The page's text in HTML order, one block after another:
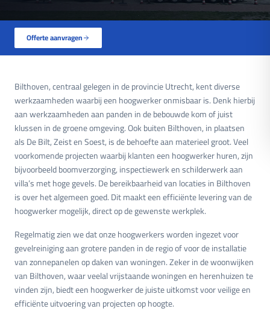
Offerte aanvragen
Bilthoven, centraal gelegen in de provincie Utrecht, kent diverse
werkzaamheden waarbij een hoogwerker onmisbaar is. Denk hierbij
aan werkzaamheden aan panden in de bebouwde kom of juist
klussen in de groene omgeving. Ook buiten Bilthoven, in plaatsen
als De Bilt, Zeist en Soest, is de behoefte aan materieel groot. Veel
voorkomende projecten waarbij klanten een hoogwerker huren, zijn
bijvoorbeeld boomverzorging, inspectiewerk en schilderwerk aan
villa’s met hoge gevels. De bereikbaarheid van locaties in Bilthoven
is over het algemeen goed. Dit maakt een efficiënte levering van de
hoogwerker mogelijk, direct op de gewenste werkplek.
Regelmatig zien we dat onze hoogwerkers worden ingezet voor
gevelreiniging aan grotere panden in de regio of voor de installatie
van zonnepanelen op daken van woningen. Zeker in de woonwijken
van Bilthoven, waar veelal vrijstaande woningen en herenhuizen te
vinden zijn, biedt een hoogwerker de juiste uitkomst voor veilige en
efficiënte uitvoering van projecten op hoogte.